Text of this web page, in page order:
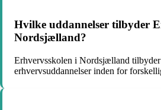
Hvilke uddannelser tilbyder
Nordsjælland?
Erhvervsskolen i Nordsjælland
erhvervsuddannelser inden for